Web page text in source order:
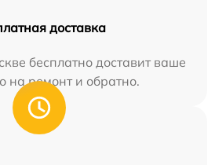
доставка
бесплатно доставит ваше
на ремонт и обратно.